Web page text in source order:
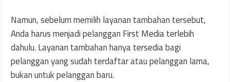
Namun, sebelum memilih layanan tambahan tersebut,
Anda harus menjadi pelanggan First Media terlebih
dahulu. Layanan tambahan hanya tersedia bagi
pelanggan yang sudah terdaftar atau pelanggan lama,
bukan untuk pelanggan baru.